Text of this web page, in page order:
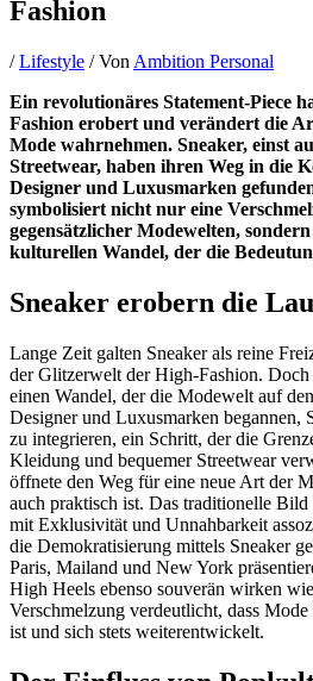
Fashion
/Lifestyle / Von Ambition Personal
Ein revolutionäres Statement-Piece
Fashion erobert und verändert die
Mode wahrnehmen. Sneaker, einst
Streetwear, haben ihren Weg in die
Designer und Luxusmarken
symbolisiert nicht nur eine
gegensätzlicher Modewelten,
kulturellen Wandel, der die
Sneaker erobern die
Lange Zeit galten Sneaker als reine
der Glitzerwelt der High-Fashion. Doch
einen Wandel, der die Modewelt auf
Designer und Luxusmarken begannen,
zu integrieren, ein Schritt, der die
Kleidung und bequemer Streetwear
öffnete den Weg für eine neue Art der
auch praktisch ist. Das traditionelle
mit Exklusivität und Unnahbarkeit
die Demokratisierung mittels Sneaker
Paris, Mailand und New York
High Heels ebenso souverän wirken
Verschmelzung verdeutlicht, dass
ist und sich stets weiterentwickelt.